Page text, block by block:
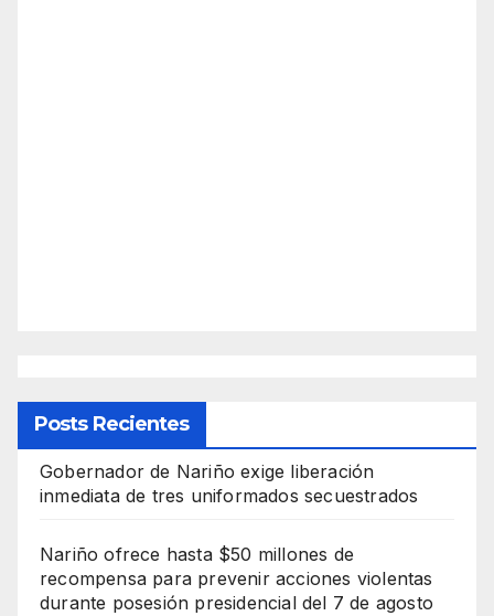
Posts Recientes
Gobernador de Nariño exige liberación
inmediata de tres uniformados secuestrados
Nariño ofrece hasta $50 millones de
recompensa para prevenir acciones violentas
durante posesión presidencial del 7 de agosto